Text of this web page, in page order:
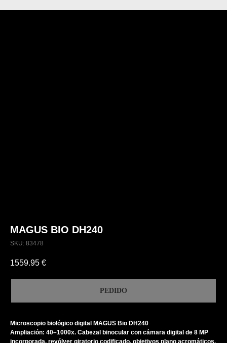
MAGUS BIO DH240
SKU: 83478
1559.95 €
PEDIDO
Microscopio biológico digital MAGUS Bio DH240
Ampliación: 40–1000x. Cabezal binocular con cámara digital de 8 MP